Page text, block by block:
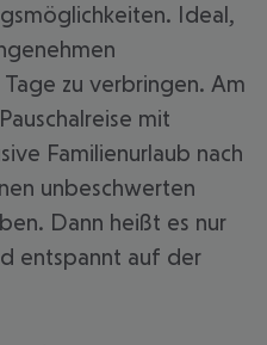
Ideal,
zu verbringen. Am
mit
Familienurlaub nach
unbeschwerten
Dann heißt es nur
entspannt auf der